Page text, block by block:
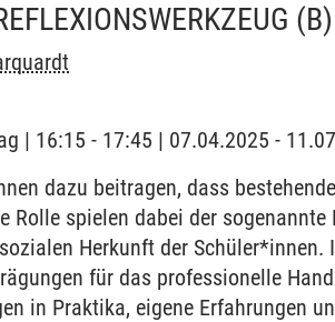
(B)
| 16:15 - 17:45 | 07.04.2025 -
dazu beitragen, dass
Rolle spielen dabei der
Herkunft der
für das professionelle
in Praktika, eigene Erfahrungen